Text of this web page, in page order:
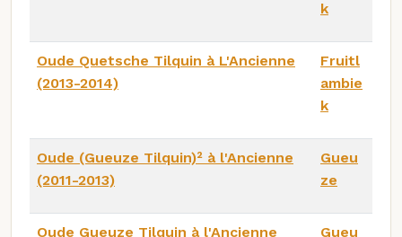
k
Oude Quetsche Tilquin à L'Ancienne
(2013-2014)
Fruitl
ambie
k
Oude (Gueuze Tilquin)² à l'Ancienne
(2011-2013)
Gueu
ze
Oude Gueuze Tilquin à l'Ancienne
Gueu